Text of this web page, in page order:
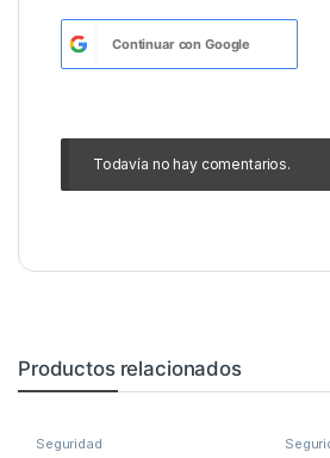
Continuar conGoogle
Todavía no hay comentarios.
Productos relacionados
Seguridad